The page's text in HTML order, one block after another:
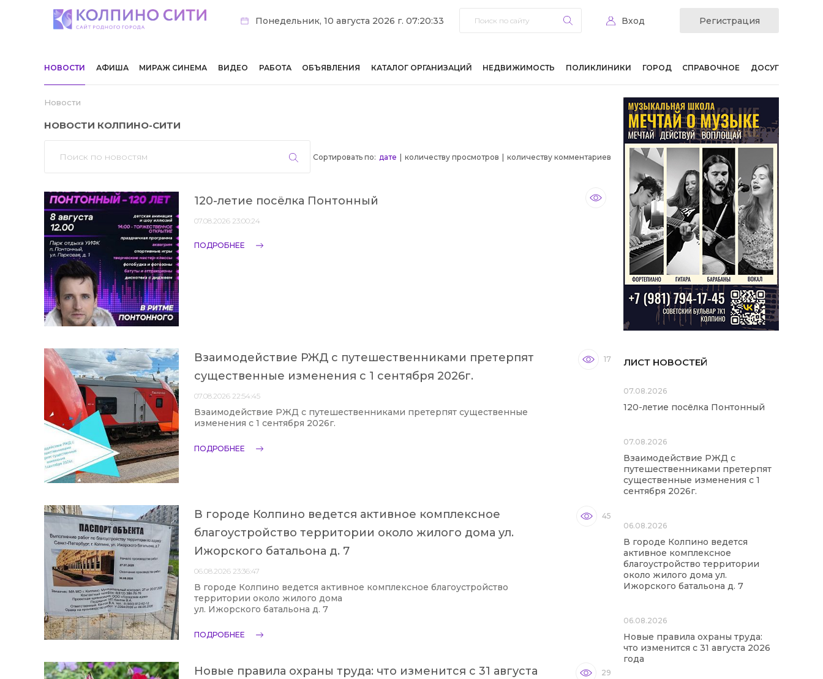
Понедельник, 10 августа 2026 г. 07:20:33 Вход Регистрация
НОВОСТИ АФИША МИРАЖ СИНЕМА ВИДЕО РАБОТА ОБЪЯВЛЕНИЯ КАТАЛОГ ОРГАНИЗАЦИЙ НЕДВИЖИМОСТЬ ПОЛИКЛИНИКИ ГОРОД СПРАВОЧНОЕ ДОСУГ
Новости
НОВОСТИ КОЛПИНО-СИТИ
Сортировать по: дате количеству просмотров количеству комментариев
120-летие посёлка Понтонный
07.08.2026 23:00:24
ПОДРОБНЕЕ
Взаимодействие РЖД с путешественниками претерпят
существенные изменения с 1 сентября 2026г.
07.08.2026 22:54:45
Взаимодействие РЖД с путешественниками претерпят существенные
изменения с 1 сентября 2026г.
ПОДРОБНЕЕ
17
В городе Колпино ведется активное комплексное
благоустройство территории около жилого дома ул.
Ижорского батальона д. 7
06.08.2026 23:36:47
В городе Колпино ведется активное комплексное благоустройство
территории около жилого дома
ул. Ижорского батальона д. 7
ПОДРОБНЕЕ
45
Новые правила охраны труда: что изменится с 31 августа
29
ЛИСТ НОВОСТЕЙ
07.08.2026
120-летие посёлка Понтонный
07.08.2026
Взаимодействие РЖД с
путешественниками претерпят
существенные изменения с 1
сентября 2026г.
06.08.2026
В городе Колпино ведется
активное комплексное
благоустройство территории
около жилого дома ул.
Ижорского батальона д. 7
06.08.2026
Новые правила охраны труда:
что изменится с 31 августа 2026
года